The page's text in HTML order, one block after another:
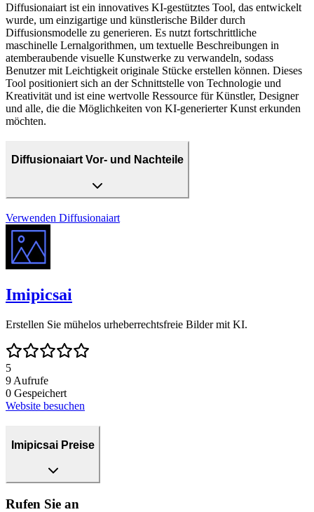
Diffusionaiart ist ein innovatives KI-gestütztes Tool, das entwickelt
wurde, um einzigartige und künstlerische Bilder durch
Diffusionsmodelle zu generieren. Es nutzt fortschrittliche
maschinelle Lernalgorithmen, um textuelle Beschreibungen in
atemberaubende visuelle Kunstwerke zu verwandeln, sodass
Benutzer mit Leichtigkeit originale Stücke erstellen können. Dieses
Tool positioniert sich an der Schnittstelle von Technologie und
Kreativität und ist eine wertvolle Ressource für Künstler, Designer
und alle, die die Möglichkeiten von KI-generierter Kunst erkunden
möchten.
Diffusionaiart Vor- und Nachteile
Verwenden Diffusionaiart
Imipicsai
Erstellen Sie mühelos urheberrechtsfreie Bilder mit KI.
5
9 Aufrufe
0 Gespeichert
Website besuchen
Imipicsai Preise
Rufen Sie an